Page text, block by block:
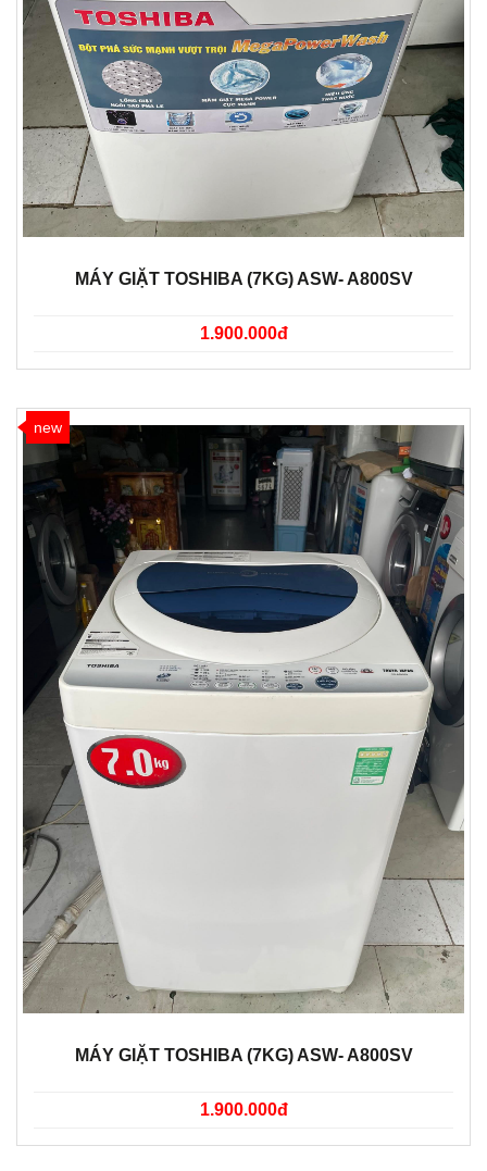
MÁY GIẶT TOSHIBA (7KG) ASW- A800SV
1.900.000đ
new
MÁY GIẶT TOSHIBA (7KG) ASW- A800SV
1.900.000đ